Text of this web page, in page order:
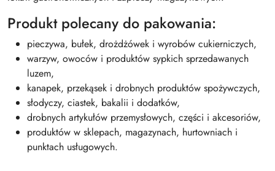
Produkt polecany do pakowania:
pieczywa, bułek, drożdżówek i wyrobów cukierniczych,
warzyw, owoców i produktów sypkich sprzedawanych
luzem,
kanapek, przekąsek i drobnych produktów spożywczych,
słodyczy, ciastek, bakalii i dodatków,
drobnych artykułów przemysłowych, części i akcesoriów,
produktów w sklepach, magazynach, hurtowniach i
punktach usługowych.